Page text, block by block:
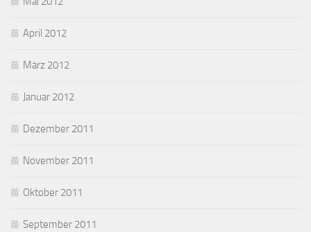
April 2012
März 2012
Januar 2012
Dezember 2011
November 2011
Oktober 2011
September 2011